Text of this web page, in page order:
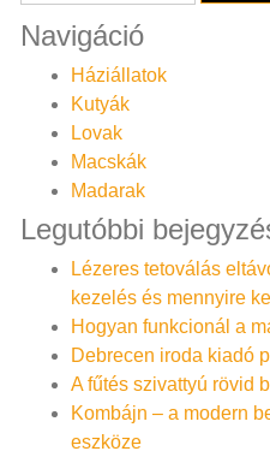
Navigáció
Háziállatok
Kutyák
Lovak
Macskák
Madarak
Legutóbbi
Lézeres tetoválás
kezelés és mennyire
Hogyan funkcionál a
Debrecen iroda kiadó
A fűtés szivattyú rövid
Kombájn – a modern
eszköze